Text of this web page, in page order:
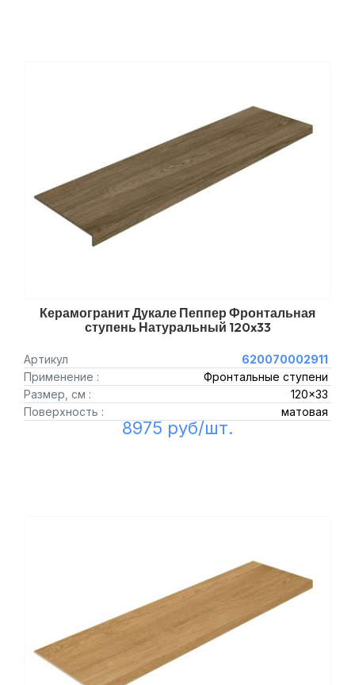
Керамогранит Дукале Пеппер Фронтальная
ступень Натуральный 120x33
Артикул
620070002911
Применение :
Фронтальные ступени
Размер, см :
120x33
Поверхность :
матовая
8975 руб/шт.